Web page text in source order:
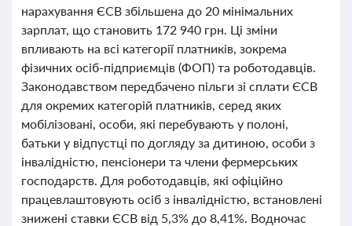
нарахування ЄСВ збільшена до 20 мінімальних
зарплат, що становить 172 940 грн. Ці зміни
впливають на всі категорії платників, зокрема
фізичних осіб-підприємців (ФОП) та роботодавців.
Законодавством передбачено пільги зі сплати ЄСВ
для окремих категорій платників, серед яких
мобілізовані, особи, які перебувають у полоні,
батьки у відпустці по догляду за дитиною, особи з
інвалідністю, пенсіонери та члени фермерських
господарств. Для роботодавців, які офіційно
працевлаштовують осіб з інвалідністю, встановлені
знижені ставки ЄСВ від 5,3% до 8,41%. Водночас